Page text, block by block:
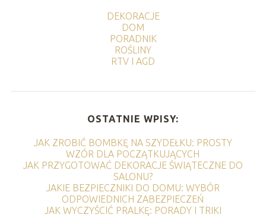
DEKORACJE
DOM
PORADNIK
ROŚLINY
RTV I AGD
OSTATNIE WPISY:
JAK ZROBIĆ BOMBKĘ NA SZYDEŁKU: PROSTY
WZÓR DLA POCZĄTKUJĄCYCH
JAK PRZYGOTOWAĆ DEKORACJE ŚWIĄTECZNE DO
SALONU?
JAKIE BEZPIECZNIKI DO DOMU: WYBÓR
ODPOWIEDNICH ZABEZPIECZEŃ
JAK WYCZYŚCIĆ PRALKĘ: PORADY I TRIKI